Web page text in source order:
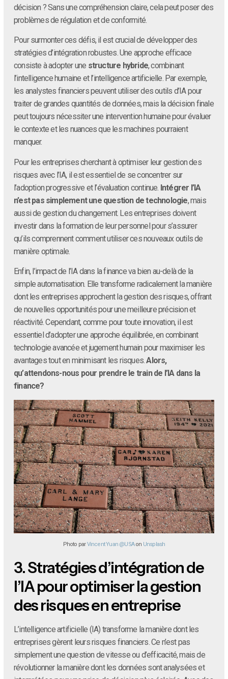
décision ? Sans une compréhension claire, cela peut poser des
problèmes de régulation et de conformité.
Pour surmonter ces défis, il est crucial de développer des
stratégies d’intégration robustes. Une approche efficace
consiste à adopter une structure hybride, combinant
l’intelligence humaine et l’intelligence artificielle. Par exemple,
les analystes financiers peuvent utiliser des outils d’IA pour
traiter de grandes quantités de données, mais la décision finale
peut toujours nécessiter une intervention humaine pour évaluer
le contexte et les nuances que les machines pourraient
manquer.
Pour les entreprises cherchant à optimiser leur gestion des
risques avec l’IA, il est essentiel de se concentrer sur
l’adoption progressive et l’évaluation continue. Intégrer l’IA
n’est pas simplement une question de technologie, mais
aussi de gestion du changement. Les entreprises doivent
investir dans la formation de leur personnel pour s’assurer
qu’ils comprennent comment utiliser ces nouveaux outils de
manière optimale.
Enfin, l’impact de l’IA dans la finance va bien au-delà de la
simple automatisation. Elle transforme radicalement la manière
dont les entreprises approchent la gestion des risques, offrant
de nouvelles opportunités pour une meilleure précision et
réactivité. Cependant, comme pour toute innovation, il est
essentiel d’adopter une approche équilibrée, en combinant
technologie avancée et jugement humain pour maximiser les
avantages tout en minimisant les risques.Alors,
qu’attendons-nous pour prendre le train de l’IA dans la
finance?
Photo parVincent Yuan @USAon Unsplash
3.Stratégies d’intégration de
l’IA pour optimiser la gestion
des risques en entreprise
L’intelligence artificielle (IA) transforme la manière dont les
entreprises gèrent leurs risques financiers. Ce n’est pas
simplement une question de vitesse ou d’efficacité, mais de
révolutionner la manière dont les données sont analysées et